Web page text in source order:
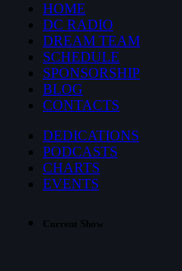
HOME
DC RADIO
DREAM TEAM
SCHEDULE
SPONSORSHIP
BLOG
CONTACTS
DEDICATIONS
PODCASTS
CHARTS
EVENTS
Current Show